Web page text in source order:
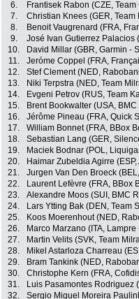
6. Frantisek Rabon (CZE,
7.
Christian Knees (GER, Team
8.
Benoit Vaugrenard (FRA,
9.
José Ivan Gutierrez Palacios
10.
David Millar (GBR, Garmin -
11.
Jeróme Coppel (FRA,
12.
Stef Clement (NED,
13.
Niki Terpstra (NED, Team
14.
Evgeni Petrov (RUS, Team
15.
Brent Bookwalter (USA,
16.
Jérôme Pineau (FRA, Quick
17.
William Bonnet (FRA, BBox
18.
Sebastian Lang (GER,
19.
Maciek Bodnar (POL,
20.
Haimar Zubeldia Agirre (ESP,
21.
Jurgen Van Den Broeck
22.
Laurent Lefèvre (FRA, BBox
23.
Alexandre Moos (SUI, BMC
24.
Lars Ytting Bak (DEN, Team
25.
Koos Moerenhout (NED,
26.
Marco Marzano (ITA, Lampre
27.
Martin Velits (SVK, Team
28.
Mikel Astarloza Charreau
29.
Bram Tankink (NED,
30.
Christophe Kern (FRA,
31.
Luis Pasamontes Rodriguez
32.
Sergio Miguel Moreira